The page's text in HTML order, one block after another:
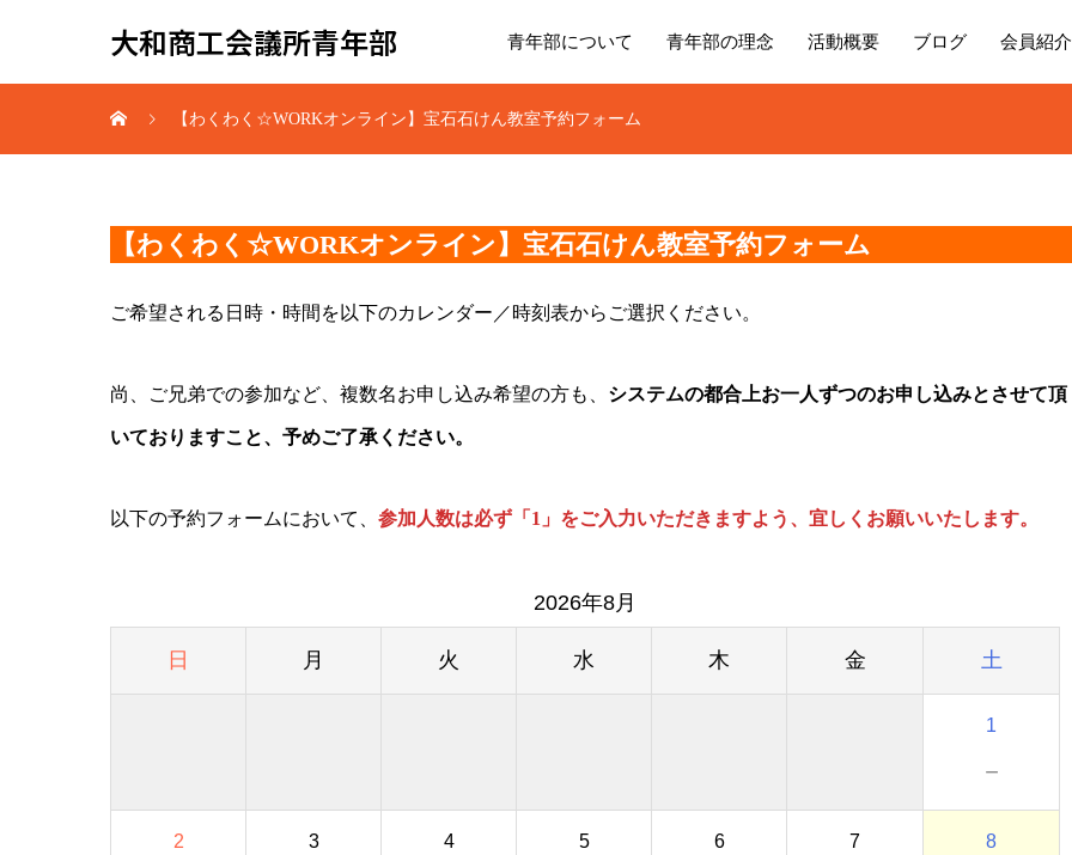
大和商工会議所青年部 青年部について 青年部の理念 活動概要 ブログ 会員紹介
【わくわく☆WORKオンライン】宝石石けん教室予約フォーム
【わくわく☆WORKオンライン】宝石石けん教室予約フォーム
ご希望される日時・時間を以下のカレンダー／時刻表からご選択ください。
尚、ご兄弟での参加など、複数名お申し込み希望の方も、 システムの都合上お一人ずつのお申し込みとさせて頂
いておりますこと、予めご了承ください。
以下の予約フォームにおいて、 参加人数は必ず「1」をご入力いただきますよう、宜しくお願いいたします。
2026年8月
日 月 火 水 木 金 土
1
－
2 3 4 5 6 7 8